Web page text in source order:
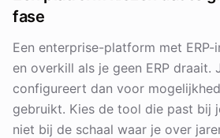
fase
Een enterprise-platform met
en overkill als je geen ERP draait.
configureert dan voor
gebruikt. Kies de tool die past bij
niet bij de schaal waar je over